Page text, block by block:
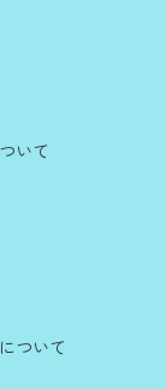
いて
ついて